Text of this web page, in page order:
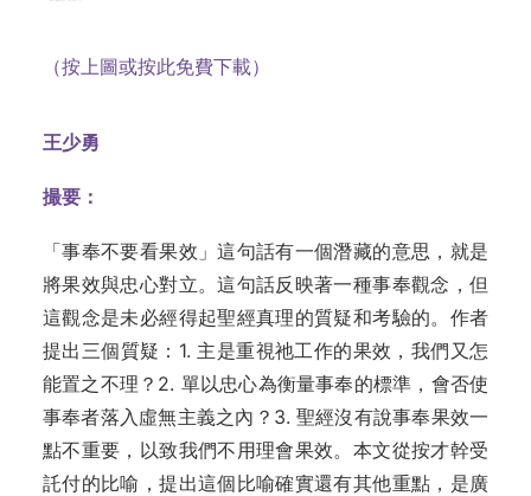
（按上圖或按此免費下載）
王少勇
撮要：
「事奉不要看果效 」這句話有一個潛藏的意思，就是
將果效與忠心對立。這句話反映著一種事奉觀念，但
這觀念是未必經得起聖經真理的質疑和考驗的。作者
提出三個質疑：1. 主是重視祂工作的果效，我們又怎
能置之不理 ？2. 單以忠心為衡量事奉的標準，會否使
事奉者落入虛無主義之內 ？3. 聖經沒有說事奉果效一
點不重要，以致我們不用理會果效。本文從按才幹受
託付的比喻，提出這個比喻確實還有其他重點，是廣